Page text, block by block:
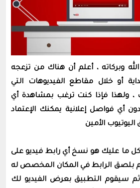
وبركاته ، أعلم أن هناك من تزعجه
أو خلال مقاطع الفيديوهات التي
، ولهذا فإذا كنت ترغب بمشاهدة أي
أي فواصل إعلانية يمكنك الإعتماد
الأمين
ما عليك هو نسخ أي رابط فيديو على
بلصق الرابط في المكان المخصص له
سيقوم التطبيق بعرض الفيديو لك